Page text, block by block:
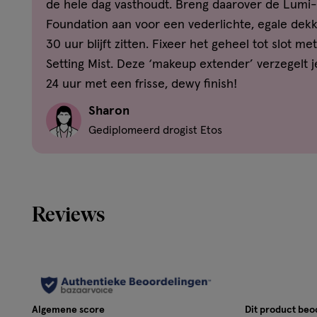
AQUA / WATER • DIMETHICONE • ISODODECANE •
TRIMETHYLSILOXYSILICATE • BUTYLENE GLYCOL • PEG-
SYNTHETIC FLUORPHLOGOPITE • NYLON-12 • ISOPROPYL
DIISOPROPYL SEBACATE • HDI/TRIMETHYLOL
PEG/PPG-14/14 DIMETHICONE • DISTEARDIMONIUM
PHENOXYETHANOL • DISODIUM STEAROYL GLUTAMATE •
DIPENTAERYTHRITYL TETRAHYDROXYSTEARATE/
77499 / IRON OXIDES • CI 77007 / ULTRAMARINES • MICA
Er zijn geen specifieke voorzorgsmaatregelen nodig
onder normale of redelijkerwijs te voorziene
de hele dag vasthoudt. Breng daarover de
Foundation aan voor een vederlichte, egale
30 uur blijft zitten. Fixeer het geheel tot slot
Setting Mist. Deze ‘makeup extender’ verzegelt
24 uur met een frisse, dewy finish!
Sharon
Gediplomeerd drogist Etos
Reviews
Algemene score Dit product